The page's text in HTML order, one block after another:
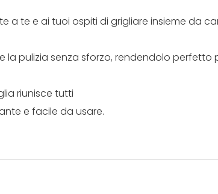
te e ai tuoi ospiti di grigliare insieme da
pulizia senza sforzo, rendendolo perfetto
riunisce tutti
e facile da usare.